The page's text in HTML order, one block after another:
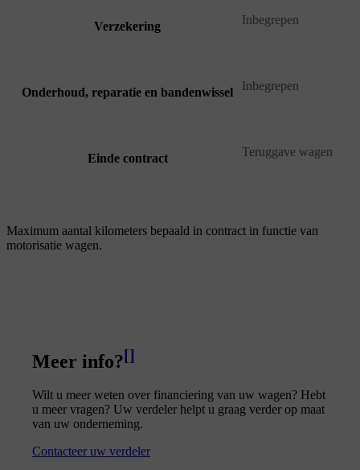
Verzekering Inbegrepen
Onderhoud, reparatie en bandenwissel Inbegrepen
Einde contract Teruggave wagen
Maximum aantal kilometers bepaald in contract in functie van
motorisatie wagen.
Meer info?[]
Wilt u meer weten over financiering van uw wagen? Hebt
u meer vragen? Uw verdeler helpt u graag verder op maat
van uw onderneming.
Contacteer uw verdeler